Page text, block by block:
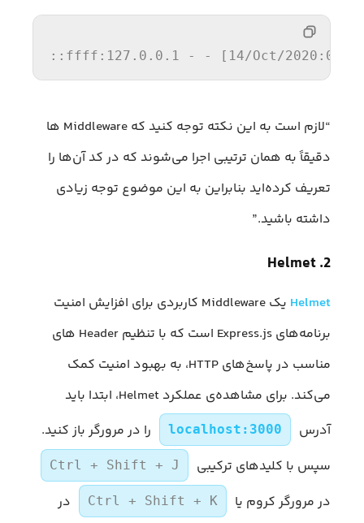
::ffff:127.0.0.1 - - [14/Oct/
“لازم است به این نکته توجه کنید که Middleware ها
دقیقاً به همان ترتیبی اجرا می‌شوند که در کد آن‌ها را
تعریف کرده‌اید بنابر‌این به این موضوع توجه زیادی
داشته باشید.”
2. Helmet
Helmet
یک Middleware کاربردی برای افزایش امنیت
برنامه‌های Express.js است که با تنظیم Header های
مناسب در پاسخ‌های HTTP، به بهبود امنیت کمک
می‌کند. برای مشاهده‌ی عملکرد Helmet، ابتدا باید
آدرس
localhost:3000
را در مرورگر باز کنید.
سپس با کلیدهای ترکیبی
Ctrl + Shift + J
در مرورگر کروم یا Ctrl + Shift + K
در